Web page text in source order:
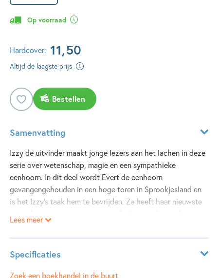
Op voorraad
Hardcover: 11,50
Altijd de laagste prijs
Bestellen
Samenvatting
Izzy de uitvinder maakt jonge lezers aan het lachen in deze
serie over wetenschap, magie en een sympathieke
eenhoorn. In dit deel wordt Evert de eenhoorn
gevangengehouden in een hoge toren in Sprookjesland en
is het Izzy’s taak hem te bevrijden. Ze heeft haar nieuwste
muziekinstrumenten) maar deze keer is dat niet genoeg om
Evert te redden en neemt een humeurig aardmannetje haar
mee op een reis door de tijd. Een spannend nieuw deel uit
deze serie, boordevol illustraties, strips en eenvoudige
tekst, en daardoor is Izzy de uitvinder perfect voor
Lees meer
Specificaties
ISBN: 9781805076179
Zoek een boekhandel in de buurt